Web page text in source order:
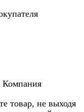
товар, не выходя